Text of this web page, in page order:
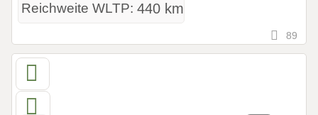
Reichweite WLTP: 440 km
89